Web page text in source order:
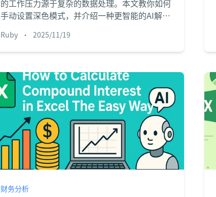
的工作压力源于复杂的数据处理。本文教你如何
手动设置深色模式，并介绍一种更智能的AI解决
告撰写，彻底改变你的工作方式。
Ruby • 2025/11/19
财务分析